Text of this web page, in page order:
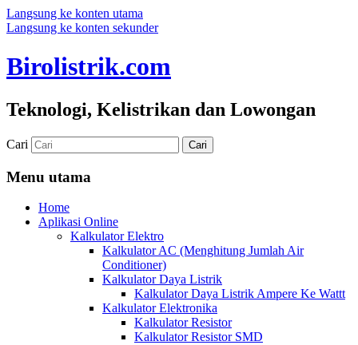
Langsung ke konten utama
Langsung ke konten sekunder
Birolistrik.com
Teknologi, Kelistrikan dan Lowongan
Cari
Menu utama
Home
Aplikasi Online
Kalkulator Elektro
Kalkulator AC (Menghitung Jumlah Air
Conditioner)
Kalkulator Daya Listrik
Kalkulator Daya Listrik Ampere Ke Wattt
Kalkulator Elektronika
Kalkulator Resistor
Kalkulator Resistor SMD